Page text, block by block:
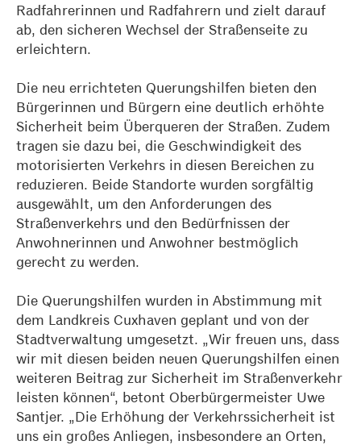
Radfahrerinnen und Radfahrern und zielt darauf
ab, den sicheren Wechsel der Straßenseite zu
erleichtern.
Die neu errichteten Querungshilfen bieten den
Bürgerinnen und Bürgern eine deutlich erhöhte
Sicherheit beim Überqueren der Straßen. Zudem
tragen sie dazu bei, die Geschwindigkeit des
motorisierten Verkehrs in diesen Bereichen zu
reduzieren. Beide Standorte wurden sorgfältig
ausgewählt, um den Anforderungen des
Straßenverkehrs und den Bedürfnissen der
Anwohnerinnen und Anwohner bestmöglich
gerecht zu werden.
Die Querungshilfen wurden in Abstimmung mit
dem Landkreis Cuxhaven geplant und von der
Stadtverwaltung umgesetzt. „Wir freuen uns, dass
wir mit diesen beiden neuen Querungshilfen einen
weiteren Beitrag zur Sicherheit im Straßenverkehr
leisten können“, betont Oberbürgermeister Uwe
Santjer. „Die Erhöhung der Verkehrssicherheit ist
uns ein großes Anliegen, insbesondere an Orten,